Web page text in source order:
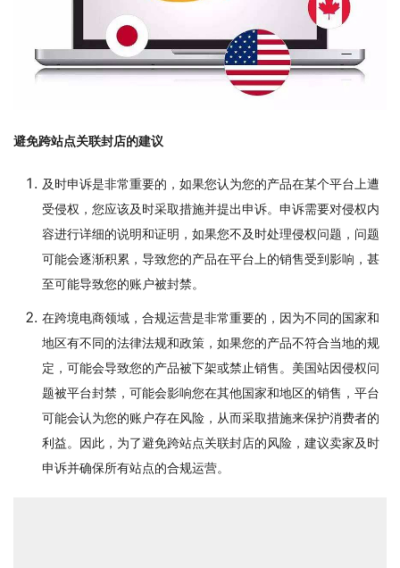
避免跨站点关联封店的建议
及时申诉是非常重要的，如果您认为您的产品在某个平台上遭
受侵权，您应该及时采取措施并提出申诉。申诉需要对侵权内
容进行详细的说明和证明，如果您不及时处理侵权问题，问题
可能会逐渐积累，导致您的产品在平台上的销售受到影响，甚
至可能导致您的账户被封禁。
在跨境电商领域，合规运营是非常重要的，因为不同的国家和
地区有不同的法律法规和政策，如果您的产品不符合当地的规
定，可能会导致您的产品被下架或禁止销售。美国站因侵权问
题被平台封禁，可能会影响您在其他国家和地区的销售，平台
可能会认为您的账户存在风险，从而采取措施来保护消费者的
利益。因此，为了避免跨站点关联封店的风险，建议卖家及时
申诉并确保所有站点的合规运营。